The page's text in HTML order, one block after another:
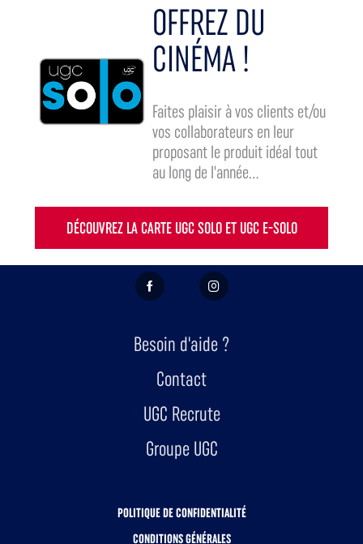
OFFREZ DU
CINÉMA !
Faites plaisir à vos clients et/ou
vos collaborateurs en leur
proposant le produit idéal tout
au long de l'année...
DÉCOUVREZ LA CARTE UGC SOLO ET UGC E-SOLO
FACEBOOK INSTAGRAM
Besoin d'aide ?
Contact
UGC Recrute
Groupe UGC
POLITIQUE DE CONFIDENTIALITÉ
CONDITIONS GÉNÉRALES